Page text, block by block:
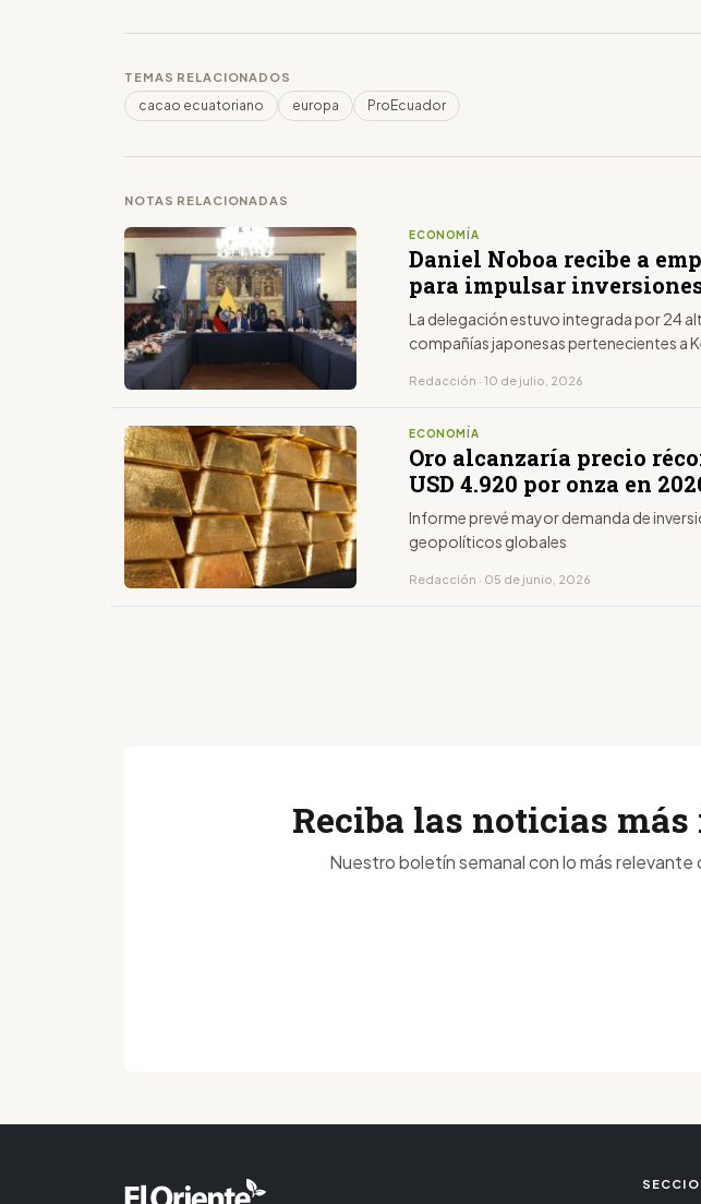
TEMAS RELACIONADOS
cacao ecuatoriano europa ProEcuador
NOTAS RELACIONADAS
ECONOMÍA
Daniel Noboa recibe a
para impulsar
La delegación estuvo integrada por 24
compañías japonesas pertenecientes a
Redacción · 10 de julio, 2026
ECONOMÍA
Oro alcanzaría precio
USD 4.920 por onza en
Informe prevé mayor demanda de
geopolíticos globales
Redacción · 05 de junio, 2026
Reciba las noticias
Nuestro boletín semanal con lo más